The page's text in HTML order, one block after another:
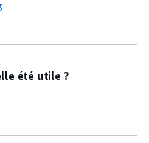
été utile ?